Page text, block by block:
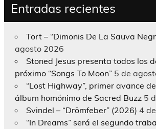
Entradas recientes
Tort – “Dimonis De La Sauva
agosto 2026
Stoned Jesus presenta todos los
próximo “Songs To Moon” 5 de
“Lost Highway”, primer avance
álbum homónimo de Sacred Buzz 5
Svindel – “Drömfeber” (2026) 4
“In Dreams” será el segundo